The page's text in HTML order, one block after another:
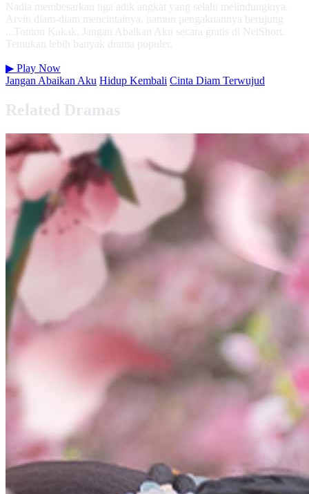
Nadia membesarkan tiga adik angkat yang selalu melindunginya.
Arvin diam-diam mencintainya, namun pengakuannya berujung
...Tonton Kakak, Jangan Abaikan Aku secara gratis di NetShort.
Temukan lebih banyak drama populer.
▶ Play Now
Jangan Abaikan Aku Hidup Kembali Cinta Diam Terwujud
Related Dramas